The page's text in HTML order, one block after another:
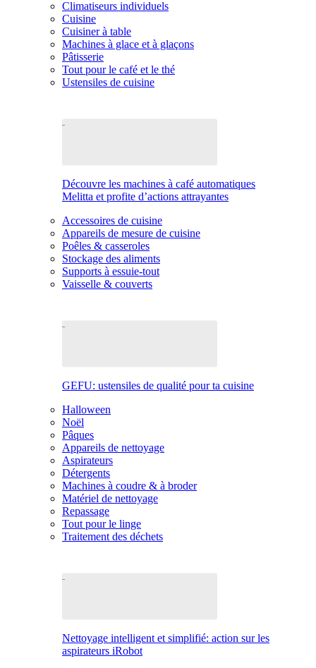
Climatiseurs individuels
Cuisine
Cuisiner à table
Machines à glace et à glaçons
Pâtisserie
Tout pour le café et le thé
Ustensiles de cuisine
Découvre les machines à café automatiques
Melitta et profite d’actions attrayantes
Accessoires de cuisine
Appareils de mesure de cuisine
Poêles & casseroles
Stockage des aliments
Supports à essuie-tout
Vaisselle & couverts
GEFU: ustensiles de qualité pour ta cuisine
Halloween
Noël
Pâques
Appareils de nettoyage
Aspirateurs
Détergents
Machines à coudre & à broder
Matériel de nettoyage
Repassage
Tout pour le linge
Traitement des déchets
Nettoyage intelligent et simplifié: action sur les
aspirateurs iRobot